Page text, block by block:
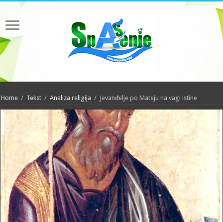
Home / Tekst / Analiza religija / Jevanđelje po Mateju na vagi istine